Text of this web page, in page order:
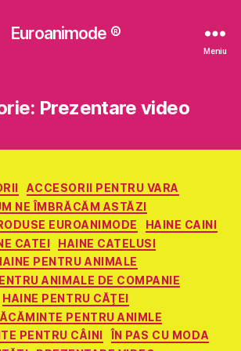
Euroanimode ®
Meniu
Prezentare video
Categorii
ACCESORII PENTRU VARA
NE ÎMBRĂCĂM ASTĂZI
EUROANIMODE
HAINE CAINI
CATEI
HAINE CATELUSI
PENTRU ANIMALE
ANIMALE DE COMPANIE
HAINE PENTRU CĂŢEI
PENTRU ANIMLE
PENTRU CÂINI
ÎN PAS CU MODA